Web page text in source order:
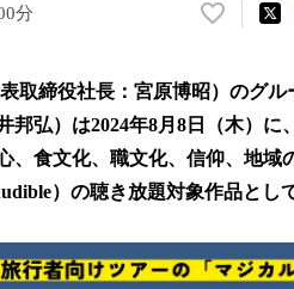
分
い
！
数
を
み
中
取締役社長：宮原博昭）のグ
弘）は2024年8月8日（木）に
、食文化、職文化、信仰、地域
）の聴き放題対象作品とし